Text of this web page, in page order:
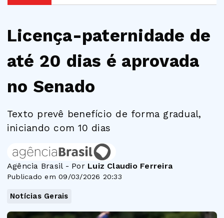
Licença-paternidade de
até 20 dias é aprovada
no Senado
Texto prevê benefício de forma gradual,
iniciando com 10 dias
Agência Brasil - Por Luiz Claudio Ferreira
Publicado em 09/03/2026 20:33
Notícias Gerais